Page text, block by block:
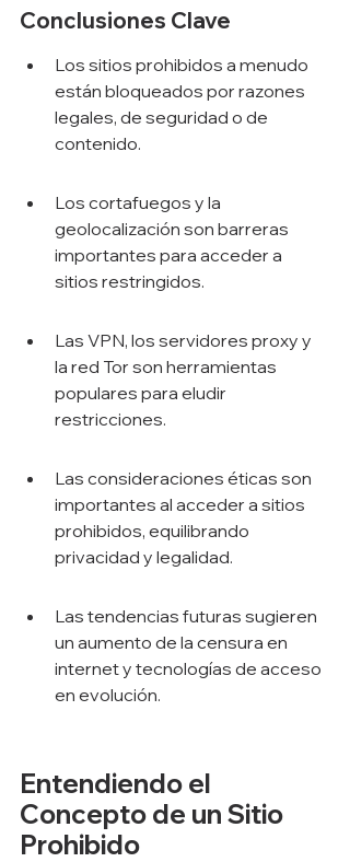
Conclusiones Clave
Los sitios prohibidos a menudo
están bloqueados por razones
legales, de seguridad o de
contenido.
Los cortafuegos y la
geolocalización son barreras
importantes para acceder a
sitios restringidos.
Las VPN, los servidores proxy y
la red Tor son herramientas
populares para eludir
restricciones.
Las consideraciones éticas son
importantes al acceder a sitios
prohibidos, equilibrando
privacidad y legalidad.
Las tendencias futuras sugieren
un aumento de la censura en
internet y tecnologías de acceso
en evolución.
Entendiendo el
Concepto de un Sitio
Prohibido